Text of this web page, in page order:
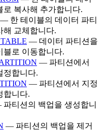
로 복사해 추가합니다.
— 한 테이블의 데이터 파티
해 교체합니다.
— 데이터 파티션을
블로 이동합니다.
— 파티션에서
정합니다.
— 파티션에서 지정
합니다.
티션의 백업을 생성합니
— 파티션의 백업을 제거